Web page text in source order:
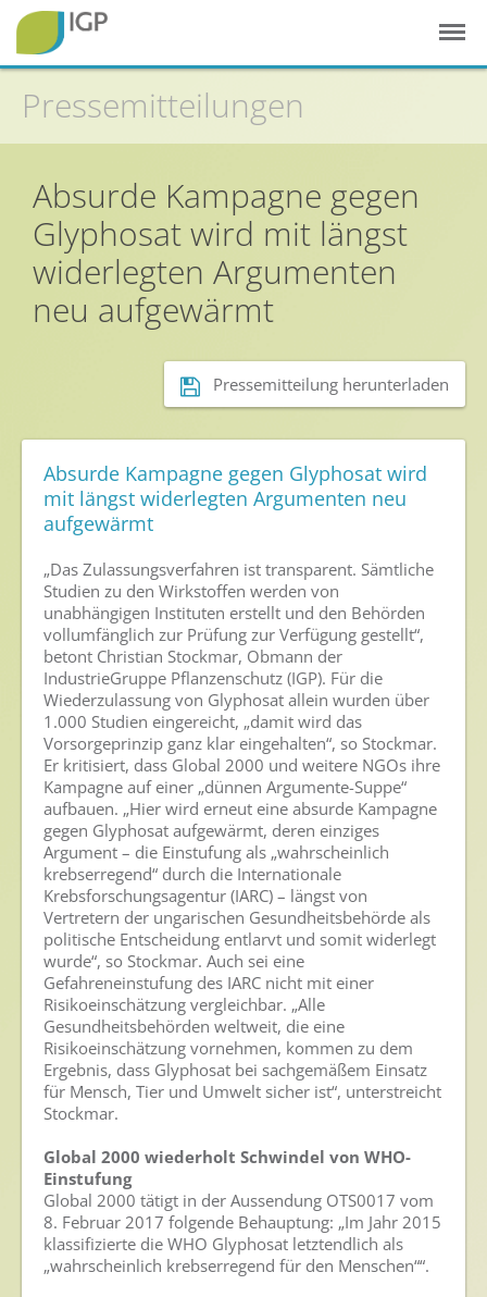
Startseite
Gesunde Pflanzen
In der Landwirtschaft
Integrierter Pflanzenschutz
In Haus & Garten
Forschung & Entwicklung
Gesunde Nahrung
Nutzen von Pflanzenschutzmitteln
Zulassung
Gesunde Menschen
Versorgungs- & Ernährungssicherheit
Gepflegtes Eigenheim
Anwenderschutz
Entsorgung von Pflanzenschutzmittel-Leergebinden
Die IGP
Zum Verband
Ansprechpersonen
Veranstaltungen & Aktionen
Presse
Pressemitteilungen
Pressebilder
Pressekontakt
Mediathek
News
Pressemitteilungen
Absurde Kampagne gegen
Glyphosat wird mit längst
widerlegten Argumenten
neu aufgewärmt
Pressemitteilung herunterladen
Absurde Kampagne gegen Glyphosat wird
mit längst widerlegten Argumenten neu
aufgewärmt
„Das Zulassungsverfahren ist transparent. Sämtliche
Studien zu den Wirkstoffen werden von
unabhängigen Instituten erstellt und den Behörden
vollumfänglich zur Prüfung zur Verfügung gestellt“,
betont Christian Stockmar, Obmann der
IndustrieGruppe Pflanzenschutz (IGP). Für die
Wiederzulassung von Glyphosat allein wurden über
1.000 Studien eingereicht, „damit wird das
Vorsorgeprinzip ganz klar eingehalten“, so Stockmar.
Er kritisiert, dass Global 2000 und weitere NGOs ihre
Kampagne auf einer „dünnen Argumente-Suppe“
aufbauen. „Hier wird erneut eine absurde Kampagne
gegen Glyphosat aufgewärmt, deren einziges
Argument – die Einstufung als „wahrscheinlich
krebserregend“ durch die Internationale
Krebsforschungsagentur (IARC) – längst von
Vertretern der ungarischen Gesundheitsbehörde als
politische Entscheidung entlarvt und somit widerlegt
wurde“, so Stockmar. Auch sei eine
Gefahreneinstufung des IARC nicht mit einer
Risikoeinschätzung vergleichbar. „Alle
Gesundheitsbehörden weltweit, die eine
Risikoeinschätzung vornehmen, kommen zu dem
Ergebnis, dass Glyphosat bei sachgemäßem Einsatz
für Mensch, Tier und Umwelt sicher ist“, unterstreicht
Stockmar.
Global 2000 wiederholt Schwindel von WHO-
Einstufung
Global 2000 tätigt in der Aussendung OTS0017 vom
8. Februar 2017 folgende Behauptung: „Im Jahr 2015
klassifizierte die WHO Glyphosat letztendlich als
„wahrscheinlich krebserregend für den Menschen““.